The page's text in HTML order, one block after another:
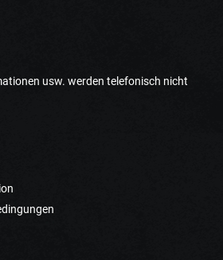
usw. werden telefonisch nicht